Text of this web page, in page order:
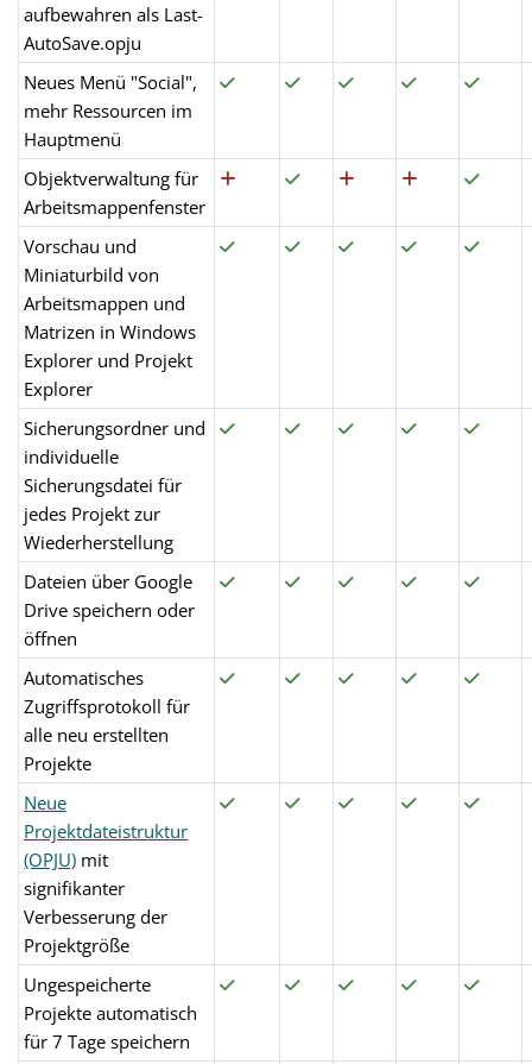
aufbewahren als Last-
AutoSave.opju
Neues Menü "Social",
mehr Ressourcen im
Hauptmenü
Objektverwaltung für
Arbeitsmappenfenster
Vorschau und
Miniaturbild von
Arbeitsmappen und
Matrizen in Windows
Explorer und Projekt
Explorer
Sicherungsordner und
individuelle
Sicherungsdatei für
jedes Projekt zur
Wiederherstellung
Dateien über Google
Drive speichern oder
öffnen
Automatisches
Zugriffsprotokoll für
alle neu erstellten
Projekte
Neue
Projektdateistruktur
(OPJU) mit
signifikanter
Verbesserung der
Projektgröße
Ungespeicherte
Projekte automatisch
für 7 Tage speichern